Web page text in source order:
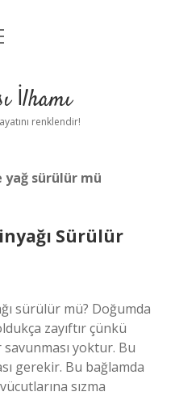
İlhamı
renklendir!
yağ sürülür mü
Sürülür
sürülür mü? Doğumda
zayıftır çünkü
savunması yoktur. Bu
gerekir. Bu bağlamda
sızma